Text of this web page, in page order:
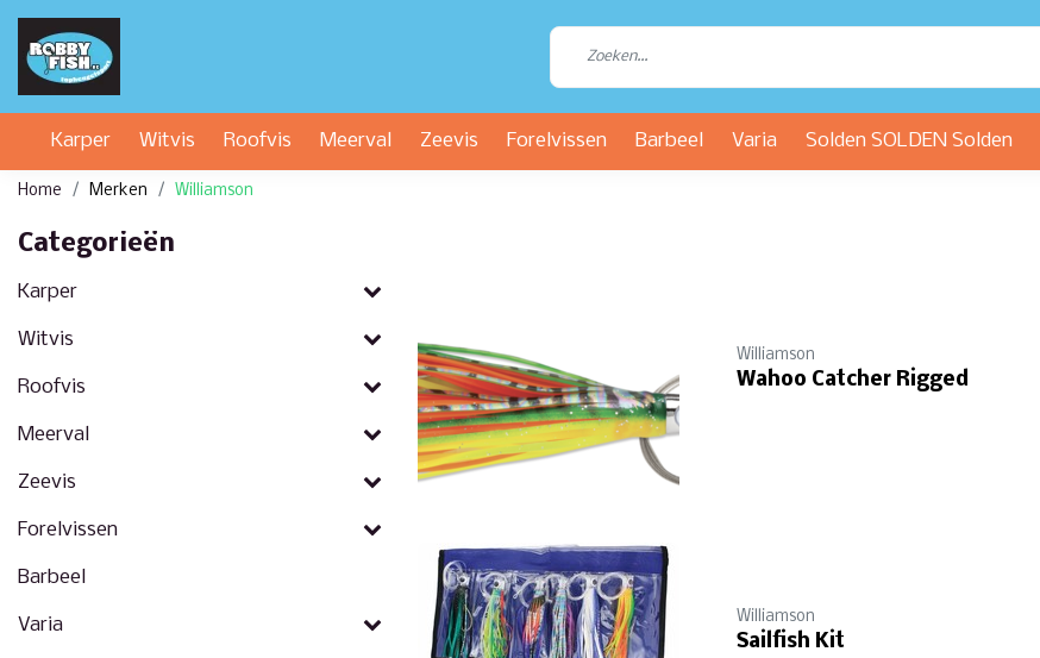
Karper Witvis Roofvis Meerval Zeevis Forelvissen Barbeel Varia Solden SOLDEN Solden
Home Merken Williamson
Categorieën
Karper
Witvis
Roofvis
Meerval
Zeevis
Forelvissen
Barbeel
Varia
Williamson
Wahoo Catcher Rigged
Williamson
Sailfish Kit